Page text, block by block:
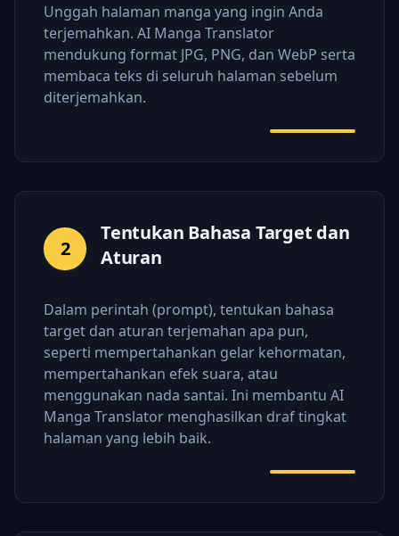
Unggah halaman manga yang ingin Anda
terjemahkan. AI Manga Translator
mendukung format JPG, PNG, dan WebP serta
membaca teks di seluruh halaman sebelum
diterjemahkan.
2
Tentukan Bahasa Target dan
Aturan
Dalam perintah (prompt), tentukan bahasa
target dan aturan terjemahan apa pun,
seperti mempertahankan gelar kehormatan,
mempertahankan efek suara, atau
menggunakan nada santai. Ini membantu AI
Manga Translator menghasilkan draf tingkat
halaman yang lebih baik.